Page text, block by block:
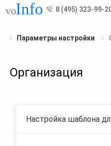
8 (495) 323-99-
Параметры настройки
Организация
Настройка шаблона